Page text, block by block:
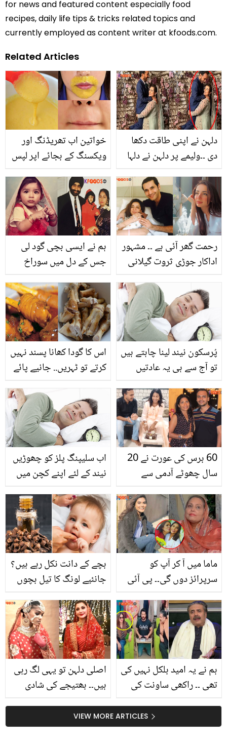
for news and featured content especially food
recipes, daily life tips & tricks related topics and
currently employed as content writer at kfoods.com.
Related Articles
خواتین اب تھریڈنگ اور
ویکسنگ کے بجائے اپر لپس
سے ہٹائیں جن کے کوئی
برے اثرات بھی نہیں ہوتے
دلہن نے اپنی طاقت دکھا
دی ۔۔ولیمے پر دلہن نے دلہا
انداز میں فوٹو شوٹ
کروالیا، ویڈیو دیکھیں
ہم نے ایسی بچی گود لی
جس کے دل میں سوراخ
منع کرنے کے باوجود بیمار
بچی کو ہی کیوں گود لیا
اور اب وہ کس حال میں
ہے؟
رحمت گھر آئی ہے ۔۔ مشہور
اداکار جوڑی ثروت گیلانی
کی پیدائش ، نام کیا رکھا؟
اس کا گودا کھانا پسند نہیں
کرتے تو ٹہریں.. جانیے پائے
فائدے
پُرسکون نیند لینا چاہتے ہیں
تو آج سے ہی یہ عادتیں
پُرسکون نیند لینے کے چند
طریقے
اب سلیپنگ پلز کو چھوڑیں
نیند کے لئے اپنے کچن میں
استعمال کریں اورپرسکون
نیند پائیں۔
60 برس کی عورت نے 20
سال چھوٹے آدمی سے
باوجود عورت نے سسرال
والوں کا دل کیسے جیتا؟
بچے کے دانت نکل رہے ہیں؟
جانئیے لونگ کا تیل بچوں
آ سکتا یے
ماما میں آ کر آپ کو
سرپرائز دوں گی۔۔ پی آئی
مرحومہ زارا عابد کی والدہ
بیٹی سے ہونے والی آخری
گفتگو بتاتے ہوئے رو پڑیں
اصلی دلہن تو یہی لگ رہی
ہیں۔۔ بھتیجے کی شادی
مشہور بھارتی ڈیزائنر کا
جوڑا پہنا؟ سرخ لباس کے
ہم نے یہ امید بلکل نہیں کی
تھی ۔۔ راکھی ساونت کی
آمد، مداحوں کا ردعمل کیا
تھا؟
VIEW MORE ARTICLES